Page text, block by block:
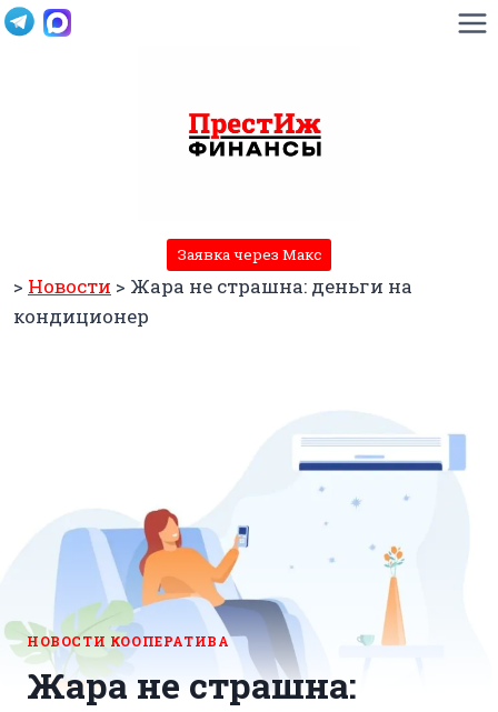
Перейти
Заявка через Макс
> Новости > Жара не страшна: деньги на
кондиционер
НОВОСТИ КООПЕРАТИВА
Жара не страшна: